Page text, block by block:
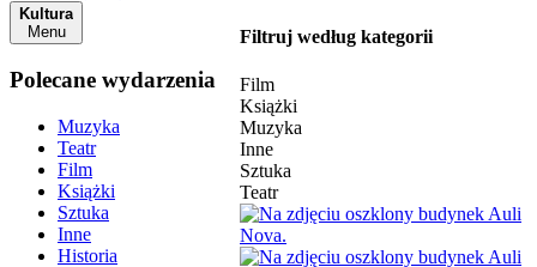
Kultura
Menu
Polecane wydarzenia
Muzyka
Teatr
Film
Książki
Sztuka
Inne
Historia
Filtruj według kategorii
Film
Książki
Muzyka
Inne
Sztuka
Teatr